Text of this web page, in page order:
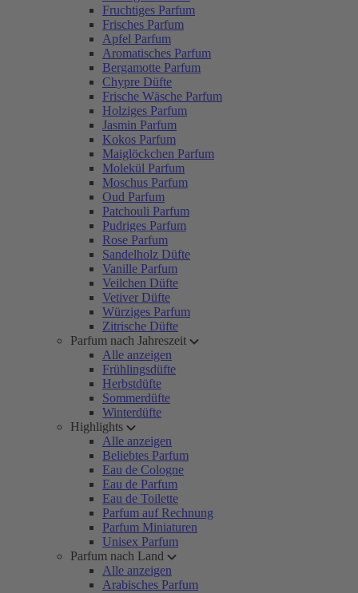
Fruchtiges Parfum
Frisches Parfum
Apfel Parfum
Aromatisches Parfum
Bergamotte Parfum
Chypre Düfte
Frische Wäsche Parfum
Holziges Parfum
Jasmin Parfum
Kokos Parfum
Maiglöckchen Parfum
Molekül Parfum
Moschus Parfum
Oud Parfum
Patchouli Parfum
Pudriges Parfum
Rose Parfum
Sandelholz Düfte
Vanille Parfum
Veilchen Düfte
Vetiver Düfte
Würziges Parfum
Zitrische Düfte
Parfum nach Jahreszeit
Alle anzeigen
Frühlingsdüfte
Herbstdüfte
Sommerdüfte
Winterdüfte
Highlights
Alle anzeigen
Beliebtes Parfum
Eau de Cologne
Eau de Parfum
Eau de Toilette
Parfum auf Rechnung
Parfum Miniaturen
Unisex Parfum
Parfum nach Land
Alle anzeigen
Arabisches Parfum